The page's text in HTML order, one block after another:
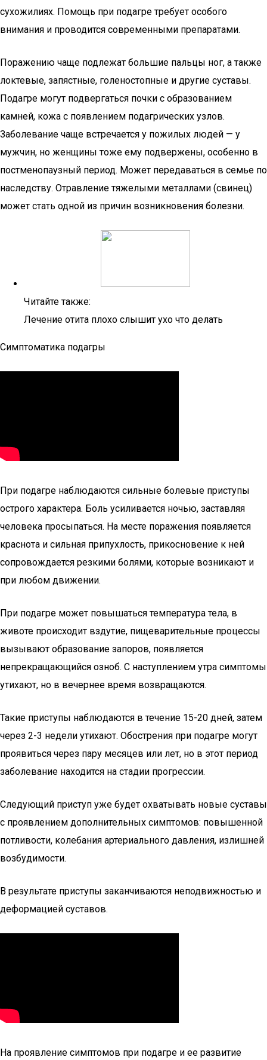
сухожилиях. Помощь при подагре требует особого
внимания и проводится современными препаратами.
Поражению чаще подлежат большие пальцы ног, а также
локтевые, запястные, голеностопные и другие суставы.
Подагре могут подвергаться почки с образованием
камней, кожа с появлением подагрических узлов.
Заболевание чаще встречается у пожилых людей — у
мужчин, но женщины тоже ему подвержены, особенно в
постменопаузный период. Может передаваться в семье по
наследству. Отравление тяжелыми металлами (свинец)
может стать одной из причин возникновения болезни.
Читайте также:
Лечение отита плохо слышит ухо что делать
Симптоматика подагры
При подагре наблюдаются сильные болевые приступы
острого характера. Боль усиливается ночью, заставляя
человека просыпаться. На месте поражения появляется
краснота и сильная припухлость, прикосновение к ней
сопровождается резкими болями, которые возникают и
при любом движении.
При подагре может повышаться температура тела, в
животе происходит вздутие, пищеварительные процессы
вызывают образование запоров, появляется
непрекращающийся озноб. С наступлением утра симптомы
утихают, но в вечернее время возвращаются.
Такие приступы наблюдаются в течение 15-20 дней, затем
через 2-3 недели утихают. Обострения при подагре могут
проявиться через пару месяцев или лет, но в этот период
заболевание находится на стадии прогрессии.
Следующий приступ уже будет охватывать новые суставы
с проявлением дополнительных симптомов: повышенной
потливости, колебания артериального давления, излишней
возбудимости.
В результате приступы заканчиваются неподвижностью и
деформацией суставов.
На проявление симптомов при подагре и ее развитие